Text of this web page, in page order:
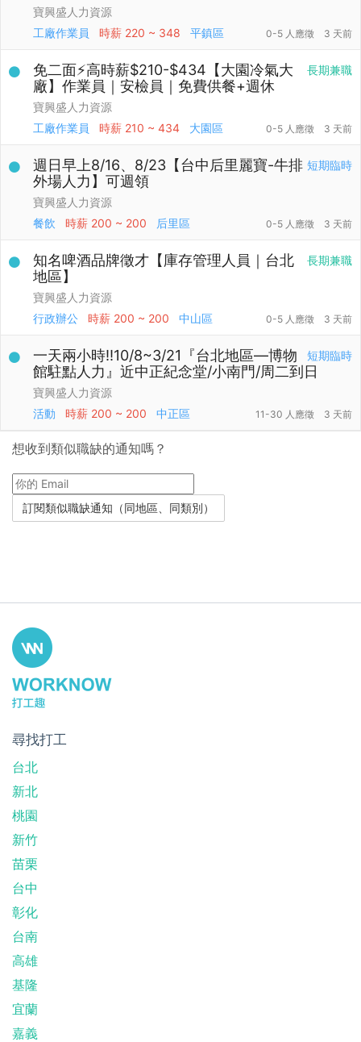
寶興盛人力資源
工廠作業員
時薪 220 ~ 348 平鎮區 0-5 人應徵 3 天前
長期兼職
免二面⚡高時薪$210-$434【大園冷氣大
廠】作業員｜安檢員｜免費供餐+週休
寶興盛人力資源
工廠作業員
時薪 210 ~ 434 大園區 0-5 人應徵 3 天前
短期臨時
週日早上8/16、8/23【台中后里麗寶-牛排
外場人力】可週領
寶興盛人力資源
餐飲
時薪 200 ~ 200 后里區 0-5 人應徵 3 天前
長期兼職
知名啤酒品牌徵才【庫存管理人員｜台北
地區】
寶興盛人力資源
行政辦公
時薪 200 ~ 200 中山區 0-5 人應徵 3 天前
短期臨時
一天兩小時‼️10/8~3/21『台北地區—博物
館駐點人力』近中正紀念堂/小南門/周二到日
寶興盛人力資源
活動
時薪 200 ~ 200 中正區 11-30 人應徵 3 天前
想收到類似職缺的通知嗎？
尋找打工
台北
新北
桃園
新竹
苗栗
台中
彰化
台南
高雄
基隆
宜蘭
嘉義